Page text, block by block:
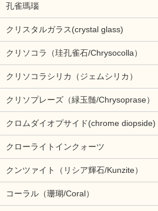
孔雀瑪瑙
クリスタルガラス(crystal glass)
クリソコラ（珪孔雀石/Chrysocolla）
クリソコラシリカ（ジェムシリカ）
クリソプレーズ（緑玉髄/Chrysoprase）
クロムダイオプサイド(chrome diopside)
クローライトインクォーツ
クンツァイト（リシア輝石/Kunzite）
コーラル（珊瑚/Coral）